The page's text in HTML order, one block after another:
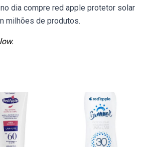
dia compre red apple protetor solar
milhões de produtos.